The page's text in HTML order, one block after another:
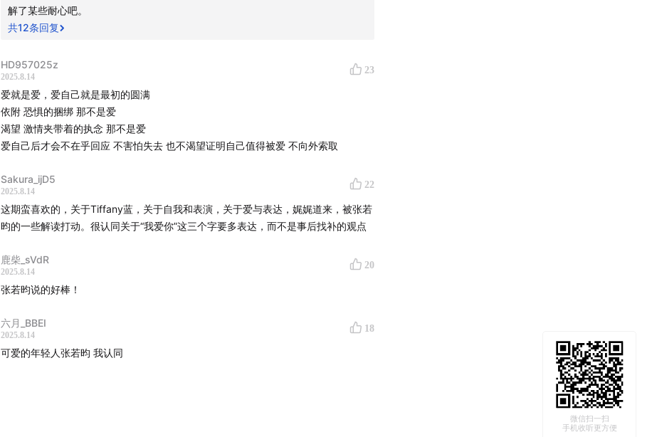
解了某些耐心吧。
共12条回复
HD957025z
2025.8.14
23
爱就是爱，爱自己就是最初的圆满
依附 恐惧的捆绑 那不是爱
渴望 激情夹带着的执念 那不是爱
爱自己后才会不在乎回应 不害怕失去 也不渴望证明自己值得被爱 不向外索取
Sakura_ijD5
2025.8.14
22
这期蛮喜欢的，关于Tiffany蓝，关于自我和表演，关于爱与表达，娓娓道来，被张若
昀的一些解读打动。很认同关于“我爱你”这三个字要多表达，而不是事后找补的观点
鹿柴_sVdR
2025.8.14
20
张若昀说的好棒！
六月_BBEI
2025.8.14
18
可爱的年轻人张若昀 我认同
微信扫一扫
手机收听更方便